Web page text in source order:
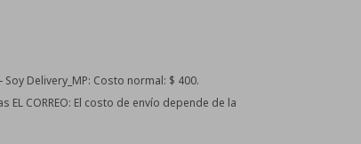
Delivery_MP: Costo normal: $ 400.
CORREO: El costo de envío depende de la